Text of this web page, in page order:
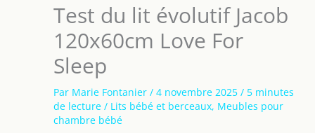
Test du lit évolutif Jacob
120x60cm Love For
Sleep
Par Marie Fontanier / 4 novembre 2025 / 5 minutes
de lecture / Lits bébé et berceaux, Meubles pour
chambre bébé